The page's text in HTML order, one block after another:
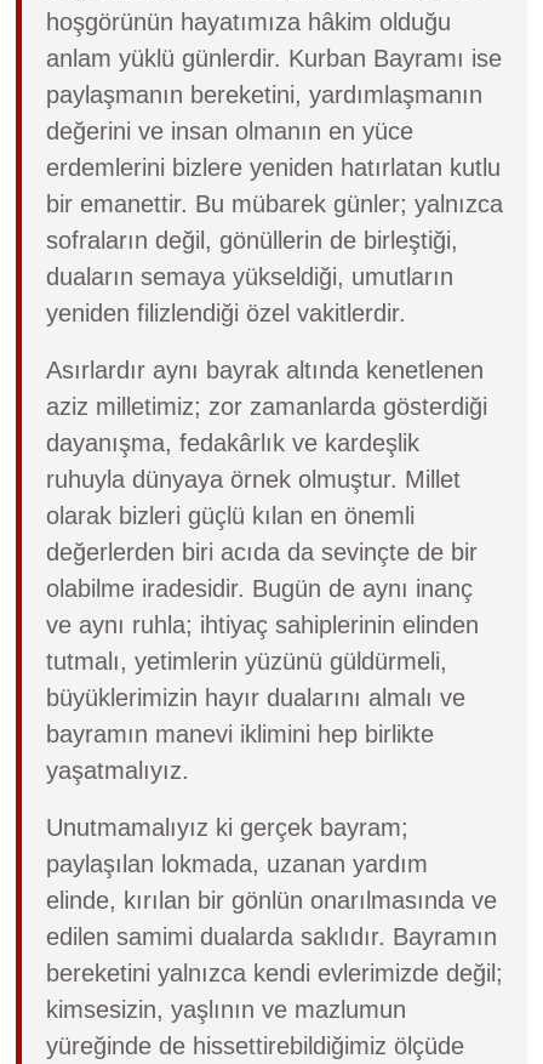
hoşgörünün hayatımıza hâkim olduğu
anlam yüklü günlerdir. Kurban Bayramı ise
paylaşmanın bereketini, yardımlaşmanın
değerini ve insan olmanın en yüce
erdemlerini bizlere yeniden hatırlatan kutlu
bir emanettir. Bu mübarek günler; yalnızca
sofraların değil, gönüllerin de birleştiği,
duaların semaya yükseldiği, umutların
yeniden filizlendiği özel vakitlerdir.
Asırlardır aynı bayrak altında kenetlenen
aziz milletimiz; zor zamanlarda gösterdiği
dayanışma, fedakârlık ve kardeşlik
ruhuyla dünyaya örnek olmuştur. Millet
olarak bizleri güçlü kılan en önemli
değerlerden biri acıda da sevinçte de bir
olabilme iradesidir. Bugün de aynı inanç
ve aynı ruhla; ihtiyaç sahiplerinin elinden
tutmalı, yetimlerin yüzünü güldürmeli,
büyüklerimizin hayır dualarını almalı ve
bayramın manevi iklimini hep birlikte
yaşatmalıyız.
Unutmamalıyız ki gerçek bayram;
paylaşılan lokmada, uzanan yardım
elinde, kırılan bir gönlün onarılmasında ve
edilen samimi dualarda saklıdır. Bayramın
bereketini yalnızca kendi evlerimizde değil;
kimsesizin, yaşlının ve mazlumun
yüreğinde de hissettirebildiğimiz ölçüde